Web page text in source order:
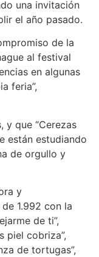
una invitación
el año pasado.
de la
al festival
en algunas
feria”,
y que “Cerezas
están estudiando
de orgullo y
y
1.992 con la
de ti”,
piel cobriza”,
de tortugas”,